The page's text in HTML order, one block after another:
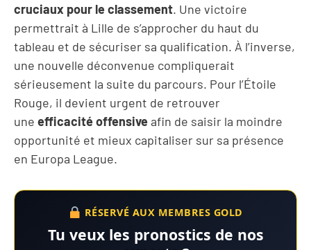
cruciaux pour le classement. Une victoire
permettrait à Lille de s’approcher du haut du
tableau et de sécuriser sa qualification. À l’inverse,
une nouvelle déconvenue compliquerait
sérieusement la suite du parcours. Pour l’Étoile
Rouge, il devient urgent de retrouver
une efficacité offensive afin de saisir la moindre
opportunité et mieux capitaliser sur sa présence
en Europa League.
RÉSERVÉ AUX MEMBRES GOLD
Tu veux les pronostics de nos